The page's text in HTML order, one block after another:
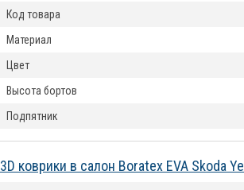
Код товара
Материал
Цвет
Высота бортов
Подпятник
3D коврики в салон Boratex EVA Skoda